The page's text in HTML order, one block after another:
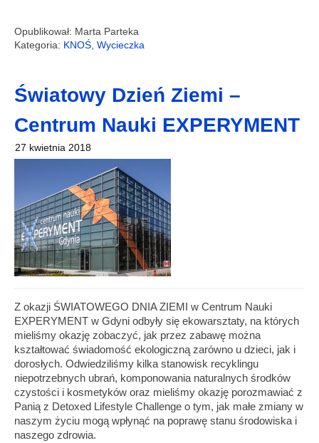
Opublikował: Marta Parteka
Kategoria: KNOŚ Wycieczka
Światowy Dzień Ziemi –
Centrum Nauki EXPERYMENT
27 kwietnia 2018
Z okazji ŚWIATOWEGO DNIA ZIEMI w Centrum Nauki
EXPERYMENT w Gdyni odbyły się ekowarsztaty, na których
mieliśmy okazję zobaczyć, jak przez zabawę można
kształtować świadomość ekologiczną zarówno u dzieci, jak i
dorosłych. Odwiedziliśmy kilka stanowisk recyklingu
niepotrzebnych ubrań, komponowania naturalnych środków
czystości i kosmetyków oraz mieliśmy okazję porozmawiać z
Panią z Detoxed Lifestyle Challenge o tym, jak małe zmiany w
naszym życiu mogą wpłynąć na poprawę stanu środowiska i
naszego zdrowia.